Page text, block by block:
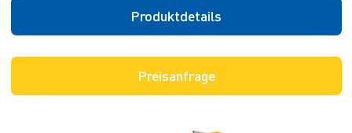
Produktdetails
Preisanfrage